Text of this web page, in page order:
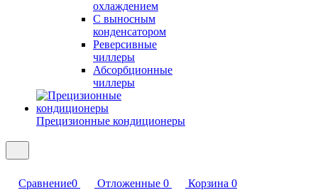
охлаждением
С выносным
конденсатором
Реверсивные
чиллеры
Абсорбционные
чиллеры
Прецизионные кондиционеры
Сравнение0 Отложенные 0 Корзина 0